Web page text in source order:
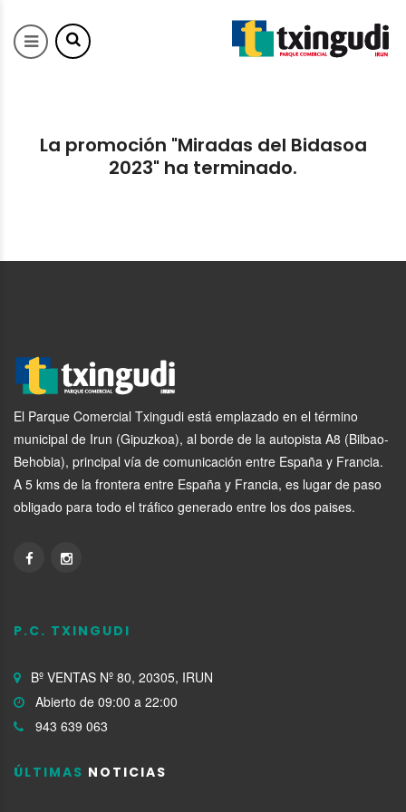
La promoción "Miradas del Bidasoa
2023" ha terminado.
El Parque Comercial Txingudi está emplazado en el término
municipal de Irun (Gipuzkoa), al borde de la autopista A8 (Bilbao-
Behobia), principal vía de comunicación entre España y Francia.
A 5 kms de la frontera entre España y Francia, es lugar de paso
obligado para todo el tráfico generado entre los dos paises.
P.C. TXINGUDI
Bº VENTAS Nº 80, 20305, IRUN
Abierto de 09:00 a 22:00
943 639 063
ÚLTIMAS NOTICIAS